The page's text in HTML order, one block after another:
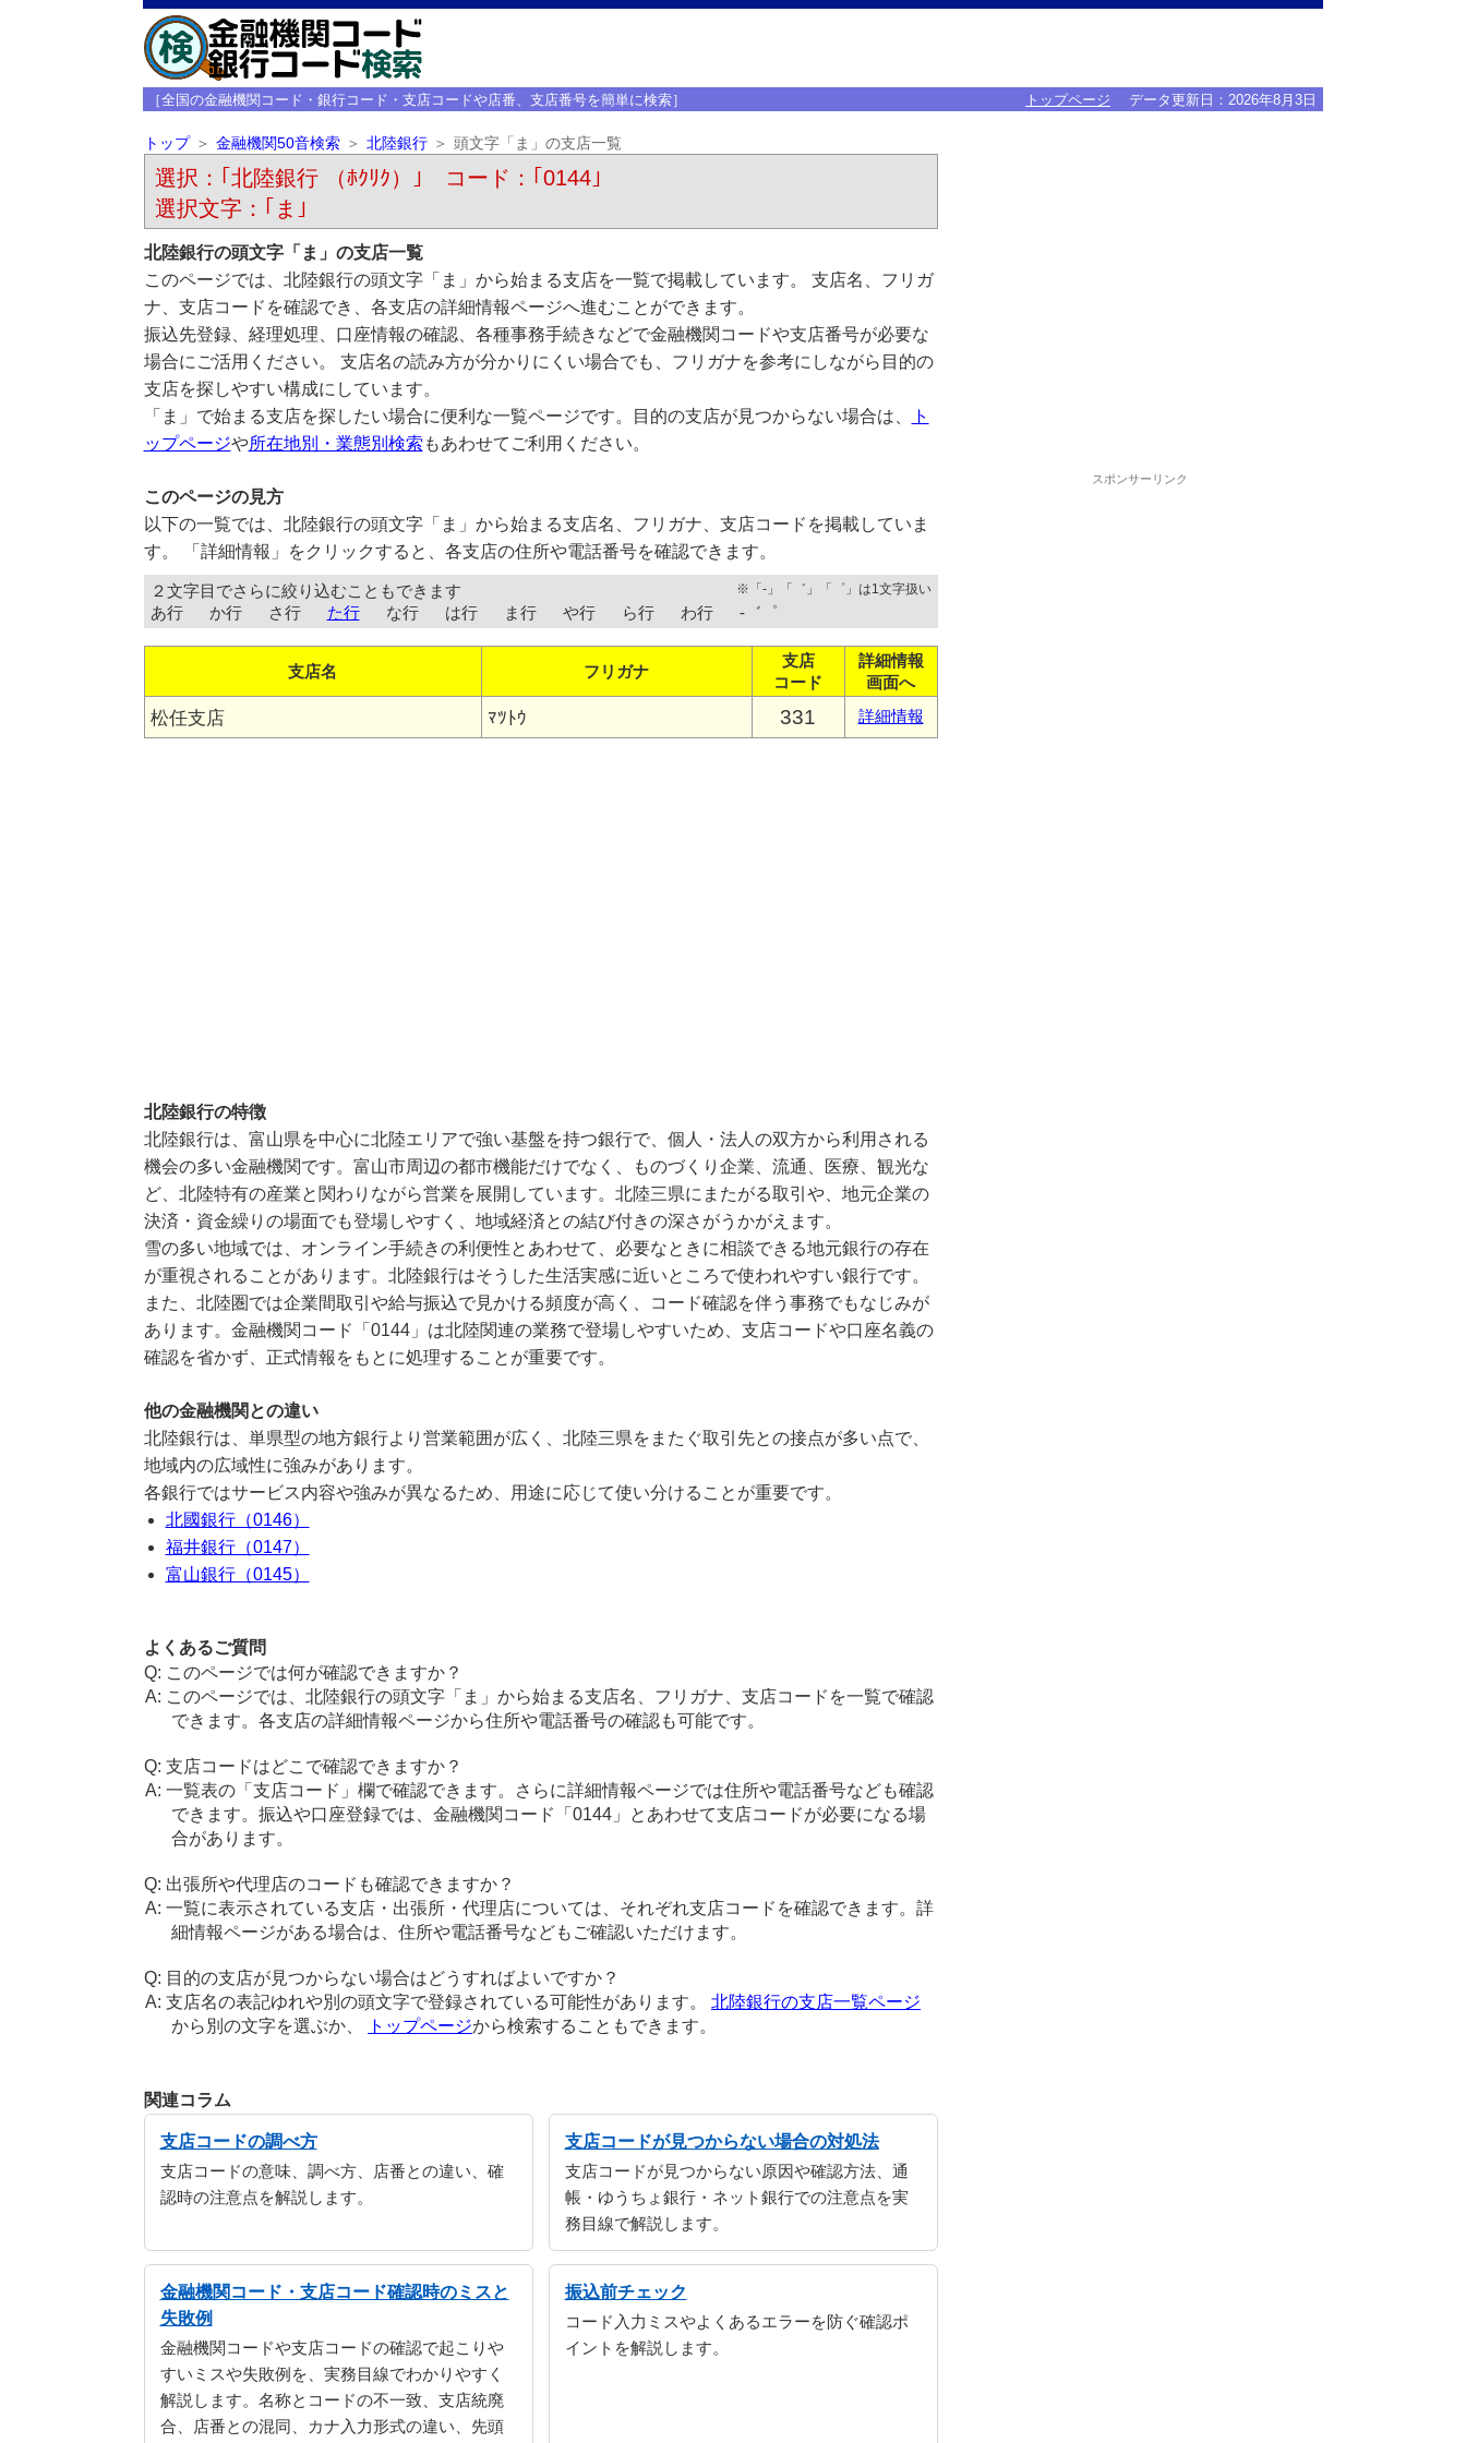
［全国の金融機関コード・銀行コード・支店コードや店番、支店番号を簡単に検索］ トップページ データ更新日： 2026年8月3日
トップ 金融機関50音検索 北陸銀行 頭文字「ま」の支店一覧
選択：｢北陸銀行 （ﾎｸﾘｸ）｣ コード：｢0144｣
選択文字：｢ま｣
北陸銀行の頭文字「ま」の支店一覧
このページでは、北陸銀行の頭文字「ま」から始まる支店を一覧で掲載しています。 支店名、フリガ
ナ、支店コードを確認でき、各支店の詳細情報ページへ進むことができます。
振込先登録、経理処理、口座情報の確認、各種事務手続きなどで金融機関コードや支店番号が必要な
場合にご活用ください。 支店名の読み方が分かりにくい場合でも、フリガナを参考にしながら目的の
支店を探しやすい構成にしています。
「ま」で始まる支店を探したい場合に便利な一覧ページです。目的の支店が見つからない場合は、
ト
ップページや所在地別・業態別検索 もあわせてご利用ください。
このページの見方
以下の一覧では、北陸銀行の頭文字「ま」から始まる支店名、フリガナ、支店コードを掲載していま
す。 「詳細情報」をクリックすると、各支店の住所や電話番号を確認できます。
２文字目でさらに絞り込むこともできます ※「-」「゛」「゜」は1文字扱い
あ行 か行 さ行 た行 な行 は行 ま行 や行 ら行 わ行 -゛゜
支店名 フリガナ
支店
コード
詳細情報
画面へ
松任支店 ﾏﾂﾄｳ 331 詳細情報
北陸銀行の特徴
北陸銀行は、富山県を中心に北陸エリアで強い基盤を持つ銀行で、個人・法人の双方から利用される
機会の多い金融機関です。富山市周辺の都市機能だけでなく、ものづくり企業、流通、医療、観光な
ど、北陸特有の産業と関わりながら営業を展開しています。北陸三県にまたがる取引や、地元企業の
決済・資金繰りの場面でも登場しやすく、地域経済との結び付きの深さがうかがえます。
雪の多い地域では、オンライン手続きの利便性とあわせて、必要なときに相談できる地元銀行の存在
が重視されることがあります。北陸銀行はそうした生活実感に近いところで使われやすい銀行です。
また、北陸圏では企業間取引や給与振込で見かける頻度が高く、コード確認を伴う事務でもなじみが
あります。金融機関コード「0144」は北陸関連の業務で登場しやすいため、支店コードや口座名義の
確認を省かず、正式情報をもとに処理することが重要です。
他の金融機関との違い
北陸銀行は、単県型の地方銀行より営業範囲が広く、北陸三県をまたぐ取引先との接点が多い点で、
地域内の広域性に強みがあります。
各銀行ではサービス内容や強みが異なるため、用途に応じて使い分けることが重要です。
北國銀行（0146）
福井銀行（0147）
富山銀行（0145）
よくあるご質問
このページでは何が確認できますか？
このページでは、北陸銀行の頭文字「ま」から始まる支店名、フリガナ、支店コードを一覧で確認
できます。各支店の詳細情報ページから住所や電話番号の確認も可能です。
支店コードはどこで確認できますか？
一覧表の「支店コード」欄で確認できます。さらに詳細情報ページでは住所や電話番号なども確認
できます。振込や口座登録では、金融機関コード「0144」とあわせて支店コードが必要になる場
合があります。
出張所や代理店のコードも確認できますか？
一覧に表示されている支店・出張所・代理店については、それぞれ支店コードを確認できます。詳
細情報ページがある場合は、住所や電話番号などもご確認いただけます。
目的の支店が見つからない場合はどうすればよいですか？
支店名の表記ゆれや別の頭文字で登録されている可能性があります。北陸銀行の支店一覧ページ
から別の文字を選ぶか、
トップページから検索することもできます。
関連コラム
支店コードの調べ方
支店コードの意味、調べ方、店番との違い、確
認時の注意点を解説します。
支店コードが見つからない場合の対処法
支店コードが見つからない原因や確認方法、通
帳・ゆうちょ銀行・ネット銀行での注意点を実
務目線で解説します。
金融機関コード・支店コード確認時のミスと
失敗例
金融機関コードや支店コードの確認で起こりや
すいミスや失敗例を、実務目線でわかりやすく
解説します。名称とコードの不一致、支店統廃
合、店番との混同、カナ入力形式の違い、先頭
振込前チェック
コード入力ミスやよくあるエラーを防ぐ確認ポ
イントを解説します。
スポンサーリンク